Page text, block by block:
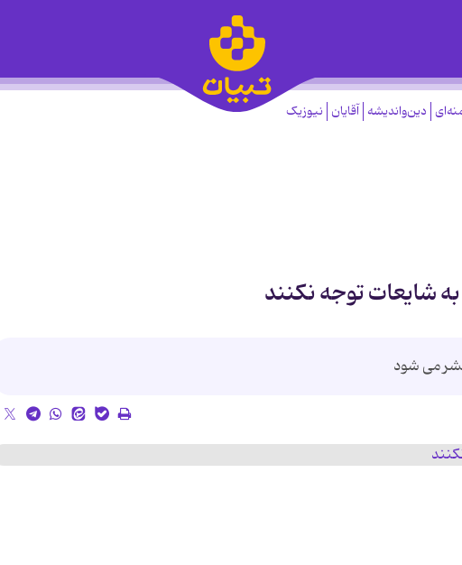
دین‌واندیشه آقایان نیوزیک
شایعات توجه نکنند
می شود